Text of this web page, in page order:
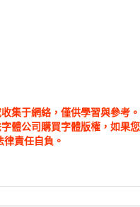
集于網絡，僅供學習與參考。
體公司購買字體版權，如果您
責任自負。